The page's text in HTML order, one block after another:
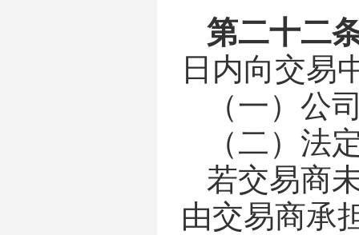
第二十二
日内向交易
（一） 公
（二） 法
若交易商
由交易商承